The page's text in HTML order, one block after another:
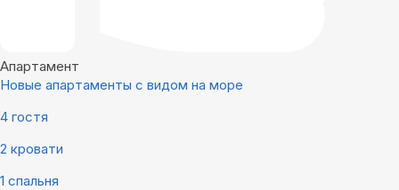
Апартамент
Новые апартаменты с видом на море
4 гостя
2 кровати
1 спальня